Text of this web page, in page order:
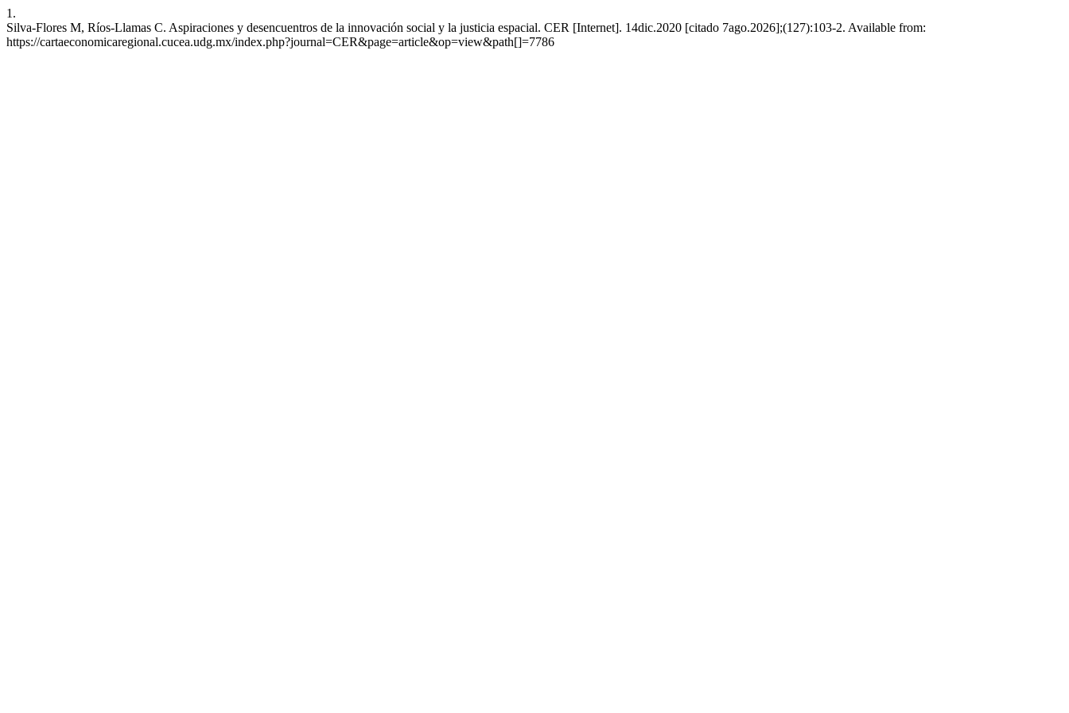
1.
Silva-Flores M, Ríos-Llamas C. Aspiraciones y desencuentros de la innovación social y la justicia espacial. CER [Internet]. 14dic.2020 [citado 7ago.2026];(127):103-2. Available from:
https://cartaeconomicaregional.cucea.udg.mx/index.php?journal=CER&page=article&op=view&path[]=7786